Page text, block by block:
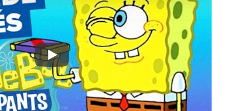
Play